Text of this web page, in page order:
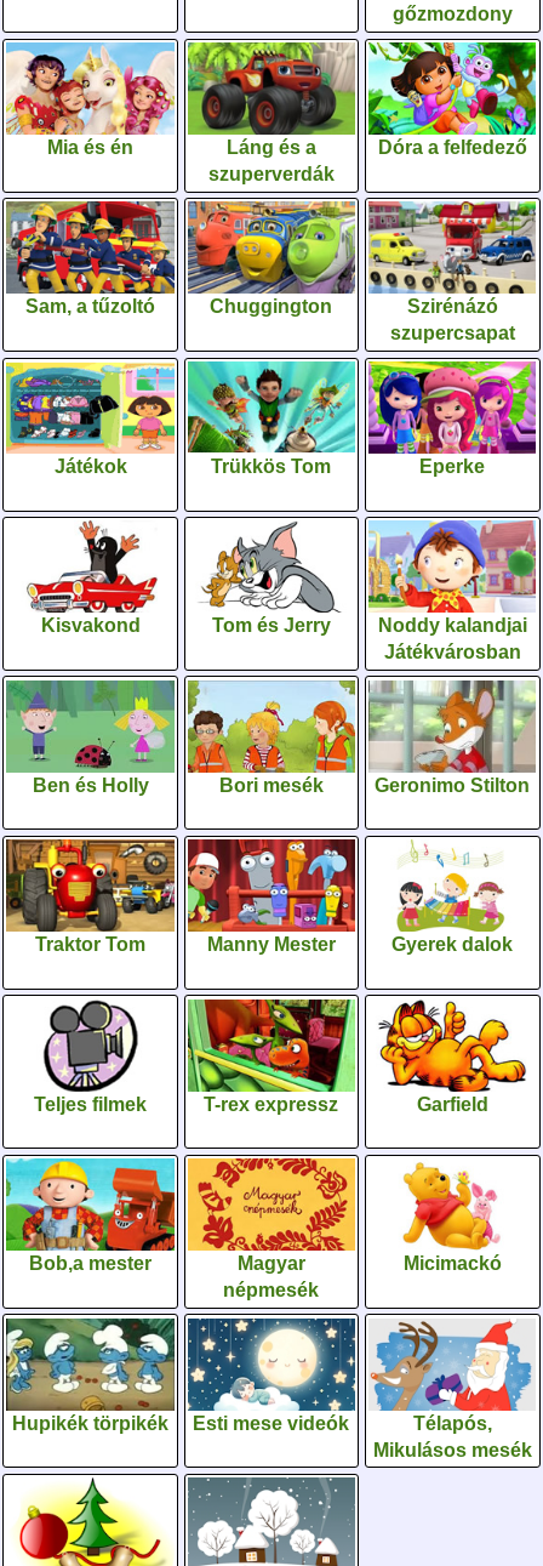
gőzmozdony
Mia és én
Láng és a
szuperverdák
Dóra a felfedező
Sam, a tűzoltó Chuggington
Szirénázó
szupercsapat
Játékok Trükkös Tom Eperke
Kisvakond Tom és Jerry
Noddy kalandjai
Játékvárosban
Ben és Holly Bori mesék Geronimo Stilton
Traktor Tom Manny Mester Gyerek dalok
Teljes filmek T-rex expressz Garfield
Bob,a mester
Magyar
népmesék
Micimackó
Hupikék törpikék Esti mese videók
Télapós,
Mikulásos mesék